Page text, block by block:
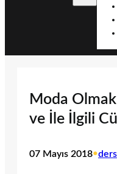
Moda
ve İle İlgili
07 Mayıs 2018•